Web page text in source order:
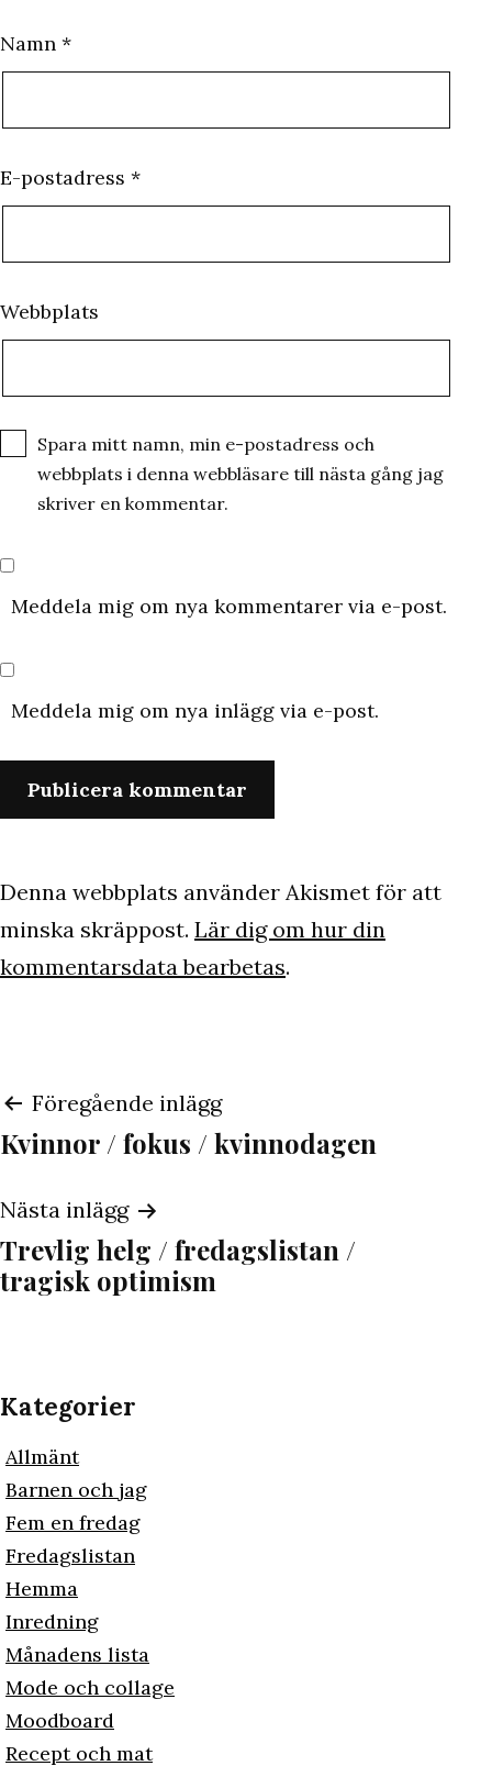
Namn *
E-postadress *
Webbplats
Spara mitt namn, min e-postadress och
webbplats i denna webbläsare till nästa gång jag
skriver en kommentar.
Meddela mig om nya kommentarer via e-post.
Meddela mig om nya inlägg via e-post.
Denna webbplats använder Akismet för att
minska skräppost. Lär dig om hur din
kommentarsdata bearbetas.
Inläggsnavigering
Föregående inlägg
Kvinnor / fokus / kvinnodagen
Nästa inlägg
Trevlig helg / fredagslistan /
tragisk optimism
Kategorier
Allmänt
Barnen och jag
Fem en fredag
Fredagslistan
Hemma
Inredning
Månadens lista
Mode och collage
Moodboard
Recept och mat